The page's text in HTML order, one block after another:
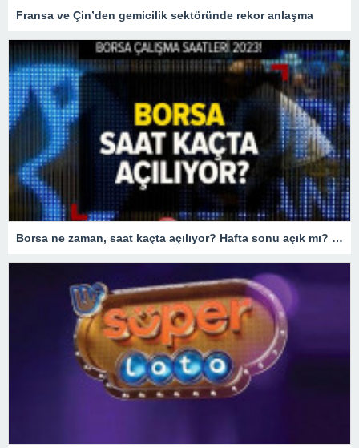
Fransa ve Çin’den gemicilik sektöründe rekor anlaşma
Borsa ne zaman, saat kaçta açılıyor? Hafta sonu açık mı? BORSA ÇALIŞMA SAATLERİ 2023